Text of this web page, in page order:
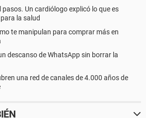
pasos. Un cardiólogo explicó lo que es
la salud
te manipulan para comprar más en
descanso de WhatsApp sin borrar la
una red de canales de 4.000 años de